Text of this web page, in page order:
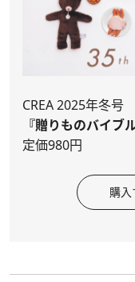
CREA 2025年冬号
『贈りものバイブル
定価980円
購